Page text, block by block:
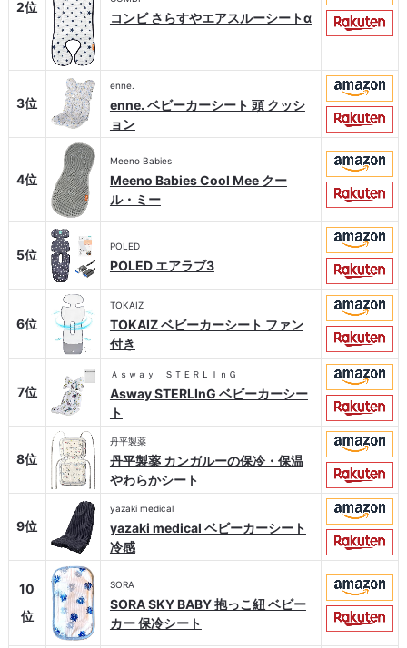
2位
コンビ さらすやエアスルーシートα
3位
enne.
enne. ベビーカーシート 頭 クッシ
ョン
4位
Meeno Babies
Meeno Babies Cool Mee クー
ル・ミー
5位
POLED
POLED エアラブ3
6位
TOKAIZ
TOKAIZ ベビーカーシート ファン
付き
7位
Ａｓｗａｙ ＳＴＥＲＬＩｎＧ
Asway STERLInG ベビーカーシー
ト
8位
丹平製薬
丹平製薬 カンガルーの保冷・保温
やわらかシート
9位
yazaki medical
yazaki medical ベビーカーシート
冷感
10
位
SORA
SORA SKY BABY 抱っこ紐 ベビー
カー 保冷シート